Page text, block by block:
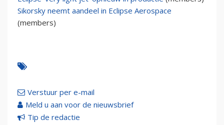
Sikorsky neemt aandeel in Eclipse Aerospace
(members)
Verstuur per e-mail
Meld u aan voor de nieuwsbrief
Tip de redactie